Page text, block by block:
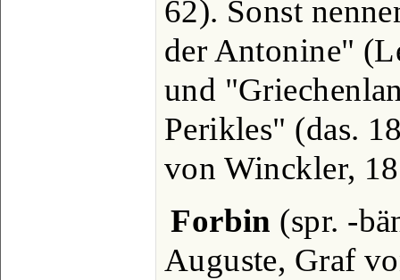
62). Sonst
der Antonine"
und
Perikles" (das.
von Winckler,
Forbin (spr. -
Auguste, Graf